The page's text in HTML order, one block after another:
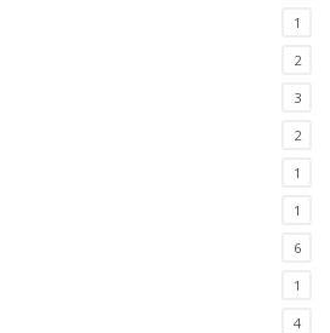
1
2
3
2
1
1
6
1
4